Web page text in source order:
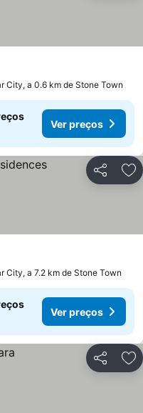
City, a 0.6 km de Stone Town
Ver preços
Partilhar
City, a 7.2 km de Stone Town
Ver preços
Partilhar